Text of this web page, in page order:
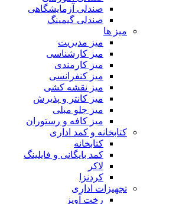
صندلی آزمایشگاهی
صندلی گیمینگ
میز ها
میز مدیریت
میز کارشناسی
میز کارمندی
میز کنفرانسی
میز نقشه کشی
میز کانتر و پذیرش
میز جلو مبلی
میز کافه و رستوران
کتابخانه و کمد اداری
کتابخانه
کمد بایگانی و فایلینگ
لاکر
کردنزا
تجهیزات اداری
رخت آویز